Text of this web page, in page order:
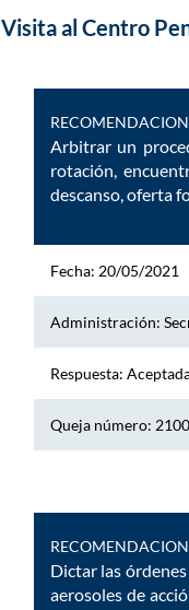
Visita al Centro
Arbitrar un
rotación,
descanso, oferta
Fecha: 20/05/2021
Administración:
Respuesta:
Queja número:
Dictar las
aerosoles de